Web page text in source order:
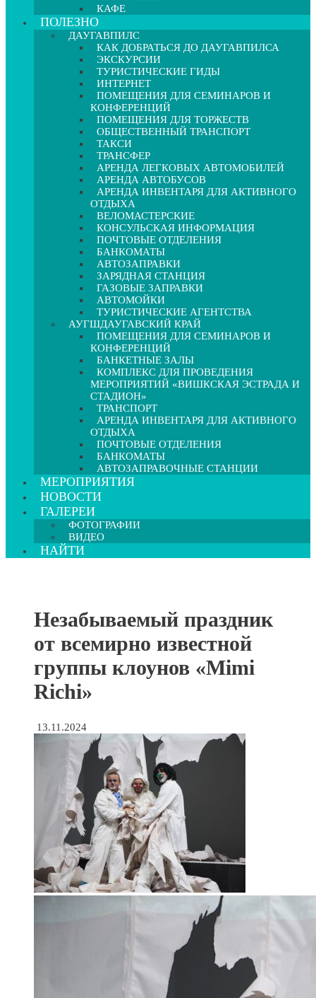
КАФЕ
ПОЛЕЗНО
ДАУГАВПИЛС
КАК ДОБРАТЬСЯ ДО ДАУГАВПИЛСА
ЭКСКУРСИИ
ТУРИСТИЧЕСКИЕ ГИДЫ
ИНТЕРНЕТ
ПОМЕЩЕНИЯ ДЛЯ СЕМИНАРОВ И
КОНФЕРЕНЦИЙ
ПОМЕЩЕНИЯ ДЛЯ ТОРЖЕСТВ
ОБЩЕСТВЕННЫЙ ТРАНСПОРТ
ТАКСИ
ТРАНСФЕР
АРЕНДА ЛЕГКОВЫХ АВТОМОБИЛЕЙ
АРЕНДА АВТОБУСОВ
АРЕНДА ИНВЕНТАРЯ ДЛЯ АКТИВНОГО
ОТДЫХА
ВЕЛОМАСТЕРСКИЕ
КОНСУЛЬСКАЯ ИНФОРМАЦИЯ
ПОЧТОВЫЕ ОТДЕЛЕНИЯ
БАНКОМАТЫ
АВТОЗАПРАВКИ
ЗАРЯДНАЯ СТАНЦИЯ
ГАЗОВЫЕ ЗАПРАВКИ
АВТОМОЙКИ
ТУРИСТИЧЕСКИЕ АГЕНТСТВА
АУГШДАУГАВСКИЙ КРАЙ
ПОМЕЩЕНИЯ ДЛЯ СЕМИНАРОВ И
КОНФЕРЕНЦИЙ
БАНКЕТНЫЕ ЗАЛЫ
КОМПЛЕКС ДЛЯ ПРОВЕДЕНИЯ
МЕРОПРИЯТИЙ «ВИШКСКАЯ ЭСТРАДА И
СТАДИОН»
ТРАНСПОРТ
АРЕНДА ИНВЕНТАРЯ ДЛЯ АКТИВНОГО
ОТДЫХА
ПОЧТОВЫЕ ОТДЕЛЕНИЯ
БАНКОМАТЫ
АВТОЗАПРАВОЧНЫЕ СТАНЦИИ
МЕРОПРИЯТИЯ
НОВОСТИ
ГАЛЕРЕИ
ФОТОГРАФИИ
ВИДЕО
НАЙТИ
Незабываемый праздник
от всемирно известной
группы клоунов «Mimi
Richi»
13.11.2024